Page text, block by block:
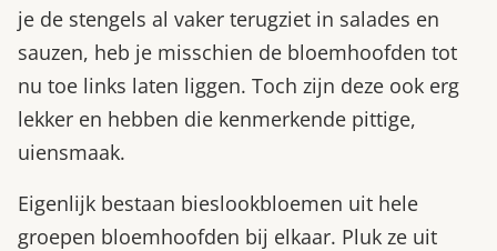
je de stengels al vaker terugziet in salades en
sauzen, heb je misschien de bloemhoofden tot
nu toe links laten liggen. Toch zijn deze ook erg
lekker en hebben die kenmerkende pittige,
uiensmaak.
Eigenlijk bestaan bieslookbloemen uit hele
groepen bloemhoofden bij elkaar. Pluk ze uit